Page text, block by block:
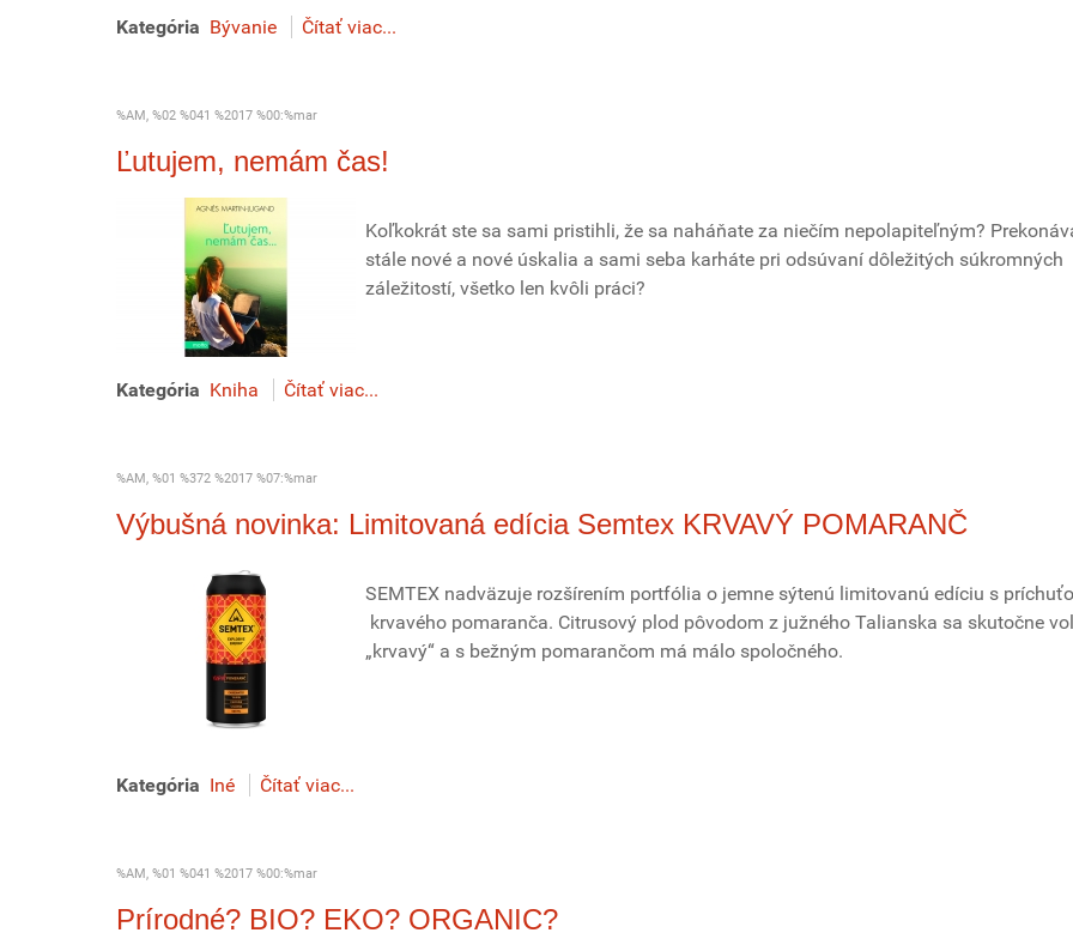
Kategória Bývanie Čítať viac...
%AM, %02 %041 %2017 %00:%mar
Ľutujem, nemám čas!
Koľkokrát ste sa sami pristihli, že sa naháňate za niečím nepolapiteľným?
stále nové a nové úskalia a sami seba karháte pri odsúvaní dôležitých súkromných
záležitostí, všetko len kvôli práci?
Kategória Kniha Čítať viac...
%AM, %01 %372 %2017 %07:%mar
Výbušná novinka: Limitovaná edícia Semtex KRVAVÝ POMARANČ
SEMTEX nadväzuje rozšírením portfólia o jemne sýtenú limitovanú edíciu s
krvavého pomaranča. Citrusový plod pôvodom z južného Talianska sa skutočne
„krvavý“ a s bežným pomarančom má málo spoločného.
Kategória Iné Čítať viac...
%AM, %01 %041 %2017 %00:%mar
Prírodné? BIO? EKO? ORGANIC?